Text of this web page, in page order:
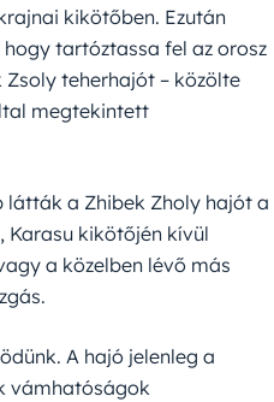
kikötőben. Ezután
tartóztassa fel az orosz
teherhajót – közölte
megtekintett
látták a Zhibek Zholy hajót a
kikötőjén kívül
a közelben lévő más
A hajó jelenleg a
vámhatóságok